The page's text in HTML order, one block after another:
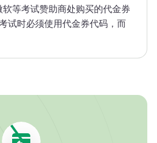
等考试赞助商处购买的代金券
试时必须使用代金券代码，而